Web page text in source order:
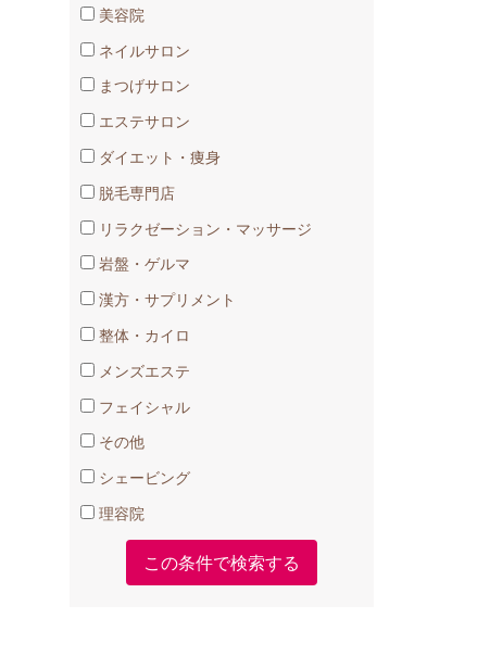
美容院
ネイルサロン
まつげサロン
エステサロン
ダイエット・痩身
脱毛専門店
リラクゼーション・マッサージ
岩盤・ゲルマ
漢方・サプリメント
整体・カイロ
メンズエステ
フェイシャル
その他
シェービング
理容院